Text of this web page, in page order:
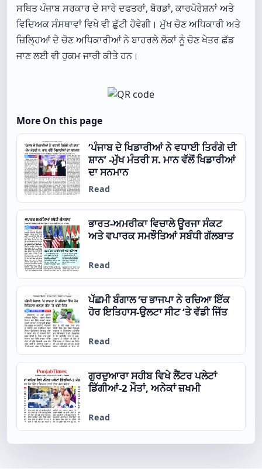
ਸਥਿਤ ਪੰਜਾਬ ਸਰਕਾਰ ਦੇ ਸਾਰੇ ਦਫਤਰਾਂ, ਬੋਰਡਾਂ, ਕਾਰਪੋਰੇਸ਼ਨਾਂ ਅਤੇ
ਵਿਦਿਅਕ ਸੰਸਥਾਵਾਂ ਵਿਖੇ ਵੀ ਛੁੱਟੀ ਹੋਵੇਗੀ। ਮੁੱਖ ਚੋਣ ਅਧਿਕਾਰੀ ਅਤੇ
ਜ਼ਿਲ੍ਹਿਆਂ ਦੇ ਚੋਣ ਅਧਿਕਾਰੀਆਂ ਨੇ ਬਾਹਰਲੇ ਲੋਕਾਂ ਨੂੰ ਚੋਣ ਖੇਤਰ ਛੱਡ
ਜਾਣ ਲਈ ਵੀ ਹੁਕਮ ਜਾਰੀ ਕੀਤੇ ਹਨ।
More On this page
‘ਪੰਜਾਬ ਦੇ ਖਿਡਾਰੀਆਂ ਨੇ ਵਧਾਈ ਤਿਰੰਗੇ ਦੀ
ਸ਼ਾਨ’ -ਮੁੱਖ ਮੰਤਰੀ ਸ. ਮਾਨ ਵੱਲੋਂ ਖਿਡਾਰੀਆਂ
ਦਾ ਸਨਮਾਨ
Read
ਭਾਰਤ-ਅਮਰੀਕਾ ਵਿਚਾਲੇ ਊਰਜਾ ਸੰਕਟ
ਅਤੇ ਵਪਾਰਕ ਸਮਝੌਤਿਆਂ ਸਬੰਧੀ ਗੱਲਬਾਤ
Read
ਪੱਛਮੀ ਬੰਗਾਲ ‘ਚ ਭਾਜਪਾ ਨੇ ਰਚਿਆ ਇੱਕ
ਹੋਰ ਇਤਿਹਾਸ-ਉਲਟਾ ਸੀਟ ‘ਤੇ ਵੱਡੀ ਜਿੱਤ
Read
ਗੁਰਦੁਆਰਾ ਸਹੀਬ ਵਿਖੇ ਲੈਂਟਰ ਪਲੇਟਾਂ
ਡਿੱਗੀਆਂ-2 ਮੌਤਾਂ, ਅਨੇਕਾਂ ਜ਼ਖਮੀ
Read